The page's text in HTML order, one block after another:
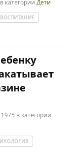
в категории Дети
ВОСПИТАНИЕ
в категории